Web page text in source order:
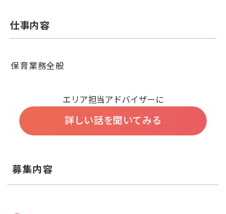
仕事内容
保育業務全般
エリア担当アドバイザーに
詳しい話を聞いてみる
募集内容